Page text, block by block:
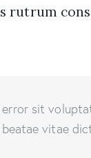
rutrum
sit
vitae